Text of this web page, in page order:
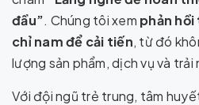
đầu”. Chúng tôi xem phản hồi
chỉ nam để cải tiến, từ đó
lượng sản phẩm, dịch vụ và trải
Với đội ngũ trẻ trung, tâm